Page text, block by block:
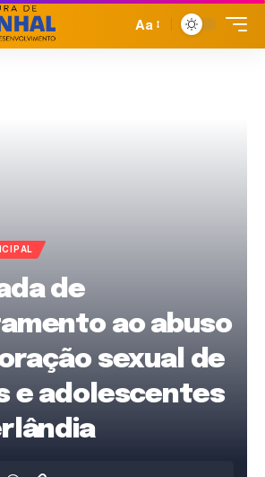
Aa
de
ao abuso
sexual de
e adolescentes